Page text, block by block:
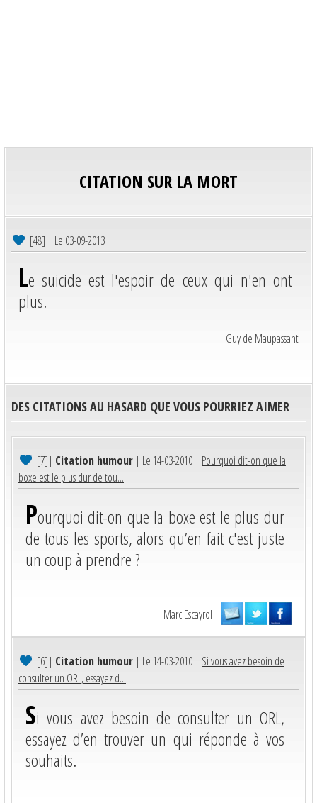
CITATION SUR LA MORT
[48] | Le 03-09-2013
Le suicide est l'espoir de ceux qui n'en ont
plus.
Guy de Maupassant
DES CITATIONS AU HASARD QUE VOUS POURRIEZ AIMER
[7]| Citation humour | Le 14-03-2010 | Pourquoi dit-on que la
boxe est le plus dur de tou...
Pourquoi dit-on que la boxe est le plus dur
de tous les sports, alors qu’en fait c'est juste
un coup à prendre ?
Marc Escayrol
[6]| Citation humour | Le 14-03-2010 | Si vous avez besoin de
consulter un ORL, essayez d...
Si vous avez besoin de consulter un ORL,
essayez d’en trouver un qui réponde à vos
souhaits.